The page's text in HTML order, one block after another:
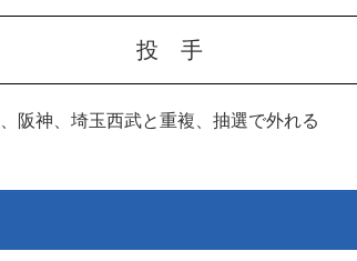
投 手
阪神、埼玉西武と重複、抽選で外れる